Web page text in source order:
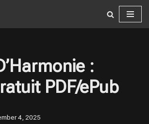
:
PDF/ePub
4, 2025